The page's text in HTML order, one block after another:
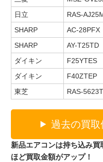
日立
RAS-
SHARP
AC-28PFX
SHARP
AY-T25TD
ダイキン
F25YTES
ダイキン
F40ZTEP
東芝
RAS-5623T
過去の買取
新品エアコンは持ち込み買
ほど買取金額がアップ！